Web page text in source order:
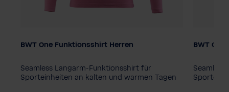
Farbe
BWT One Funktionsshirt Herren
Seamless Langarm-Funktionsshirt für
Sporteinheiten an kalten und warmen Tagen
Farbe
BWT